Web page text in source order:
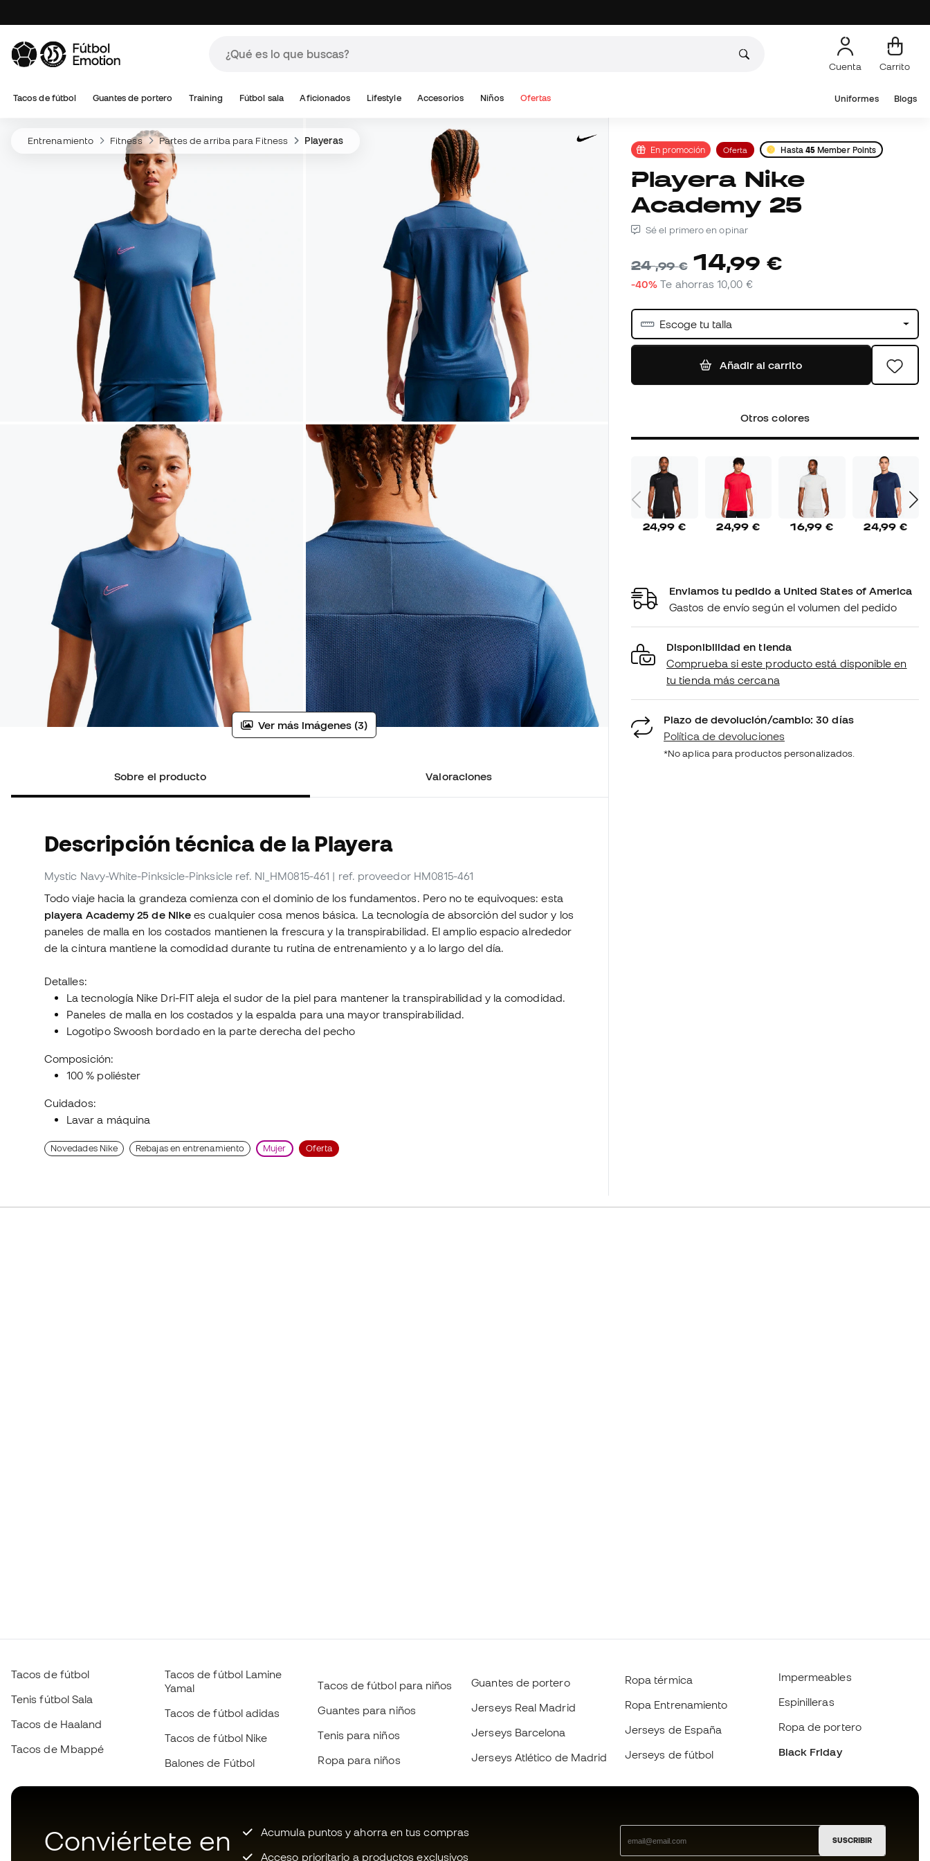
Cuenta Carrito
Tacos de fútbol Guantes de portero Training Fútbol sala Aficionados Lifestyle Accesorios Niños Ofertas Uniformes Blogs
Entrenamiento Fitness Partes de arriba para Fitness Playeras
Ver más imágenes (3)
Sobre el producto Valoraciones
Descripción técnica de la Playera
Mystic Navy-White-Pinksicle-Pinksicle ref. NI_HM0815-461 | ref. proveedor HM0815-461
Todo viaje hacia la grandeza comienza con el dominio de los fundamentos. Pero no te equivoques: esta
playera Academy 25 de Nikees cualquier cosa menos básica. La tecnología de absorción del sudor y los
paneles de malla en los costados mantienen la frescura y la transpirabilidad. El amplio espacio alrededor
de la cintura mantiene la comodidad durante tu rutina de entrenamiento y a lo largo del día.
Detalles:
La tecnología Nike Dri-FIT aleja el sudor de la piel para mantener la transpirabilidad y la comodidad.
Paneles de malla en los costados y la espalda para una mayor transpirabilidad.
Logotipo Swoosh bordado en la parte derecha del pecho
Composición:
100 % poliéster
Cuidados:
Lavar a máquina
Novedades Nike Rebajas en entrenamiento Mujer Oferta
En promoción Oferta Hasta 45 Member Points
Playera Nike
Academy 25
Sé el primero en opinar
24,99 € 14,99 €
-40% Te ahorras10,00 €
Escoge tu talla
Añadir al carrito
Otros colores
24,99 € 24,99 € 16,99 € 24,99 €
Enviamos tu pedido a United States of America
Gastos de envío según el volumen del pedido
Disponibilidad en tienda
Comprueba si este producto está disponible en
tu tienda más cercana
Plazo de devolución/cambio: 30 días
Política de devoluciones
*No aplica para productos personalizados.
Tacos de fútbol
Tenis fútbol Sala
Tacos de Haaland
Tacos de Mbappé
Tacos de fútbol Lamine
Yamal
Tacos de fútbol adidas
Tacos de fútbol Nike
Balones de Fútbol
Tacos de fútbol para niños
Guantes para niños
Tenis para niños
Ropa para niños
Guantes de portero
Jerseys Real Madrid
Jerseys Barcelona
Jerseys Atlético de Madrid
Ropa térmica
Ropa Entrenamiento
Jerseys de España
Jerseys de fútbol
Impermeables
Espinilleras
Ropa de portero
Black Friday
Conviértete en
Acumula puntos y ahorra en tus compras
Acceso prioritario a productos exclusivos
SUSCRIBIR